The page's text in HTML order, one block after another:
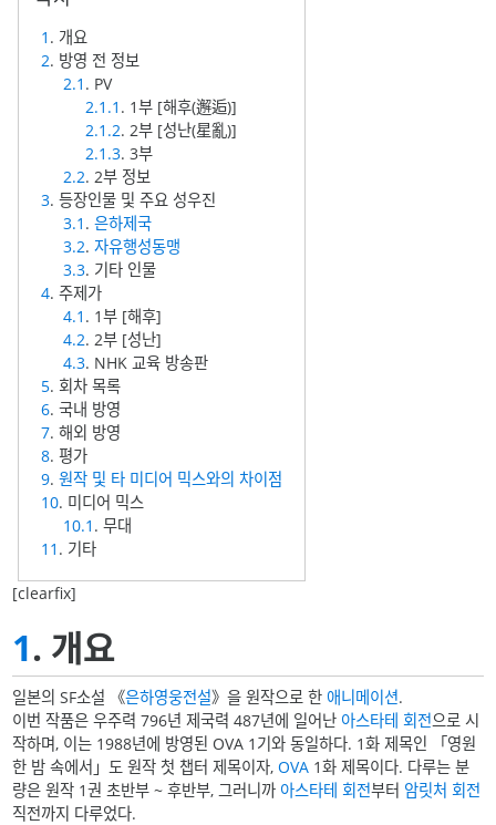
1 . 개요
2. 방영 전 정보
2.1 . PV
2.1.1 . 1부 [해후(邂逅)]
2.1.2. 2부 [성난(星亂)]
2.1.3. 3부
2.2. 2부 정보
3. 등장인물 및 주요 성우진
3.1 .은하제국
3.2.자유행성동맹
3.3. 기타 인물
4. 주제가
4.1 . 1부 [해후]
4.2. 2부 [성난]
4.3. NHK 교육 방송판
5. 회차 목록
6. 국내 방영
7. 해외 방영
8. 평가
9.원작 및 타 미디어 믹스와의 차이점
10. 미디어 믹스
10.1 . 무대
11 . 기타
[clearfix]
1. 개요
일본의 SF소설 《은하영웅전설》을 원작으로 한애니메이션.
이번 작품은 우주력 796년 제국력 487년에 일어난 아스타테 회전으로 시
작하며, 이는 1988년에 방영된 OVA 1기와 동일하다. 1화 제목인 「영원
한 밤 속에서」도 원작 첫 챕터 제목이자,OVA 1화 제목이다. 다루는 분
량은 원작 1권 초반부 ~ 후반부, 그러니까 아스타테 회전부터 암릿처 회전
직전까지 다루었다.